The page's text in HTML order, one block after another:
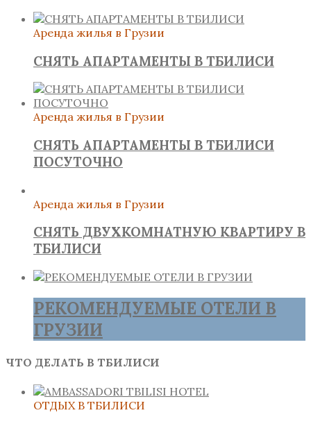
Аренда жилья в Грузии
СНЯТЬ АПАРТАМЕНТЫ В ТБИЛИСИ
Аренда жилья в Грузии
СНЯТЬ АПАРТАМЕНТЫ В ТБИЛИСИ
ПОСУТОЧНО
Аренда жилья в Грузии
СНЯТЬ ДВУХКОМНАТНУЮ КВАРТИРУ В
ТБИЛИСИ
РЕКОМЕНДУЕМЫЕ ОТЕЛИ В
ГРУЗИИ
ЧТО ДЕЛАТЬ В ТБИЛИСИ
ОТДЫХ В ТБИЛИСИ